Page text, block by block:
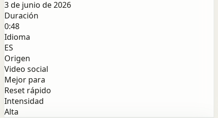
3 de junio de 2026
Duración
0:48
Idioma
ES
Origen
Video social
Mejor para
Reset rápido
Intensidad
Alta